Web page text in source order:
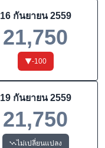
16 กันยายน 2559
21,750
-100
19 กันยายน 2559
21,750
ไม่เปลี่ยนแปลง